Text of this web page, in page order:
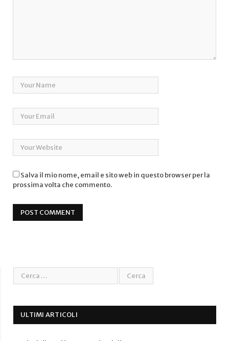
Salva il mio nome, email e sito web in questo browser per la
prossima volta che commento.
ULTIMI ARTICOLI